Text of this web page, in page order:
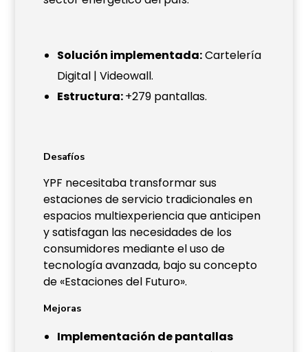
Solución implementada:Cartelería
Digital | Videowall.
Estructura:+279 pantallas.
Desafíos
YPF necesitaba transformar sus
estaciones de servicio tradicionales en
espacios multiexperiencia que anticipen
y satisfagan las necesidades de los
consumidores mediante el uso de
tecnología avanzada, bajo su concepto
de «Estaciones del Futuro».
Mejoras
Implementación de pantallas